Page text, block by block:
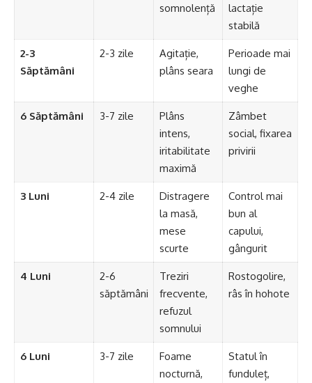
somnolență
lactație
stabilă
2-3
Săptămâni
2-3 zile
Agitație,
plâns seara
Perioade mai
lungi de
veghe
6 Săptămâni 3-7 zile
Plâns
intens,
iritabilitate
maximă
Zâmbet
social, fixarea
privirii
3 Luni 2-4 zile
Distragere
la masă,
mese
scurte
Control mai
bun al
capului,
gângurit
4 Luni
2-6
săptămâni
Treziri
frecvente,
refuzul
somnului
Rostogolire,
râs în hohote
6 Luni 3-7 zile
Foame
nocturnă,
Statul în
funduleț,